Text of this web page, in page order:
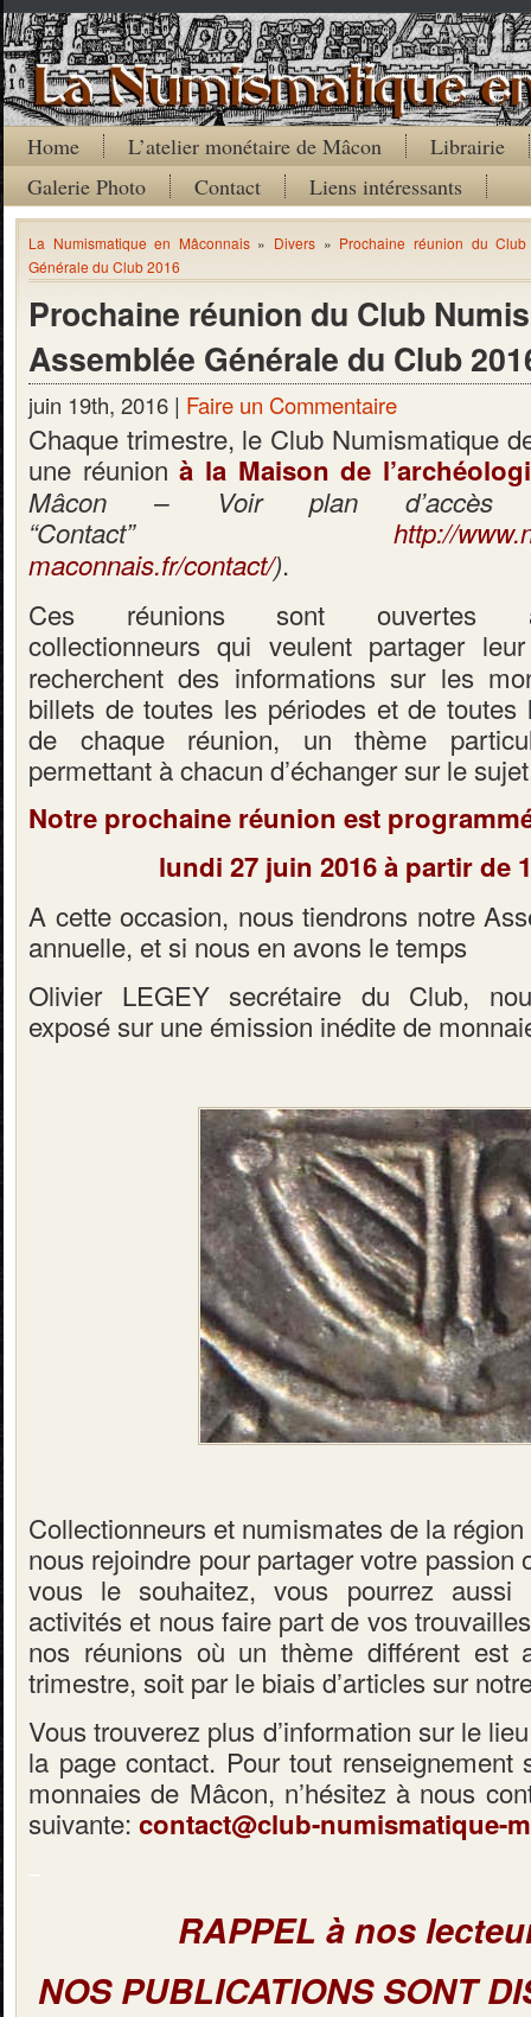
Home L’atelier monétaire de Mâcon
Librairie
Galerie Photo
Contact Liens intéressants
La Numismatique en Mâconnais» Divers » Prochaine réunion du
Générale du Club 2016
Prochaine réunion du Club
Assemblée Générale du Club
juin 19th, 2016 | Faire un Commentaire
Chaque trimestre, le Club Numismatique
une réunion à la Maison de
Mâcon – Voir plan
“Contact”
http://
maconnais.fr/contact/).
Ces réunions sont
collectionneurs qui veulent partager
recherchent des informations sur les
billets de toutes les périodes et de toutes
de chaque réunion, un thème
permettant à chacun d’échanger sur le
Notre prochaine réunion est
lundi 27 juin 2016 à partir de
A cette occasion, nous tiendrons notre
annuelle, et si nous en avons le temps
Olivier LEGEY secrétaire du Club,
exposé sur une émission inédite de
Collectionneurs et numismates de la
nous rejoindre pour partager votre passion
vous le souhaitez, vous pourrez aussi
activités et nous faire part de vos
nos réunions où un thème différent est
trimestre, soit par le biais d’articles sur
Vous trouverez plus d’information sur le
la page contact. Pour tout renseignement
monnaies de Mâcon, n’hésitez à nous
suivante: contact@club-numismatique-
RAPPEL à nos
NOS PUBLICATIONS SONT